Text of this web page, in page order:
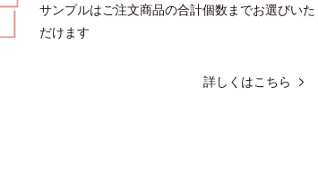
サンプルはご注文商品の合計個数までお選びいた
だけます
詳しくはこちら